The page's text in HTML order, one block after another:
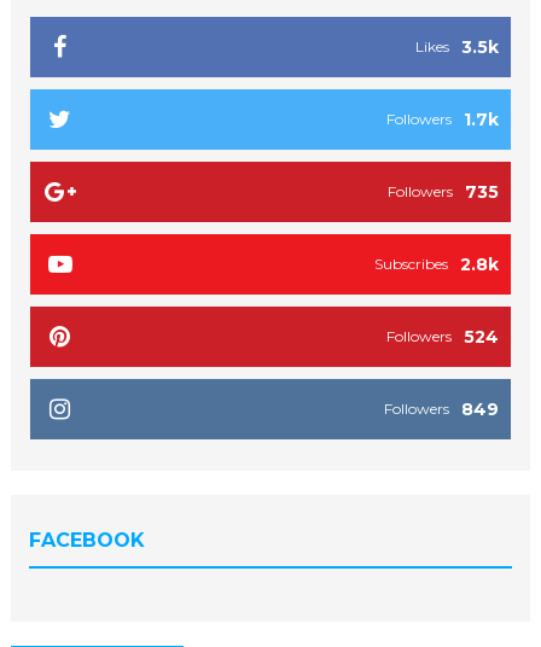
3.5k
Likes
1.7k
Followers
735
Followers
2.8k
Subscribes
524
Followers
849
Followers
FACEBOOK